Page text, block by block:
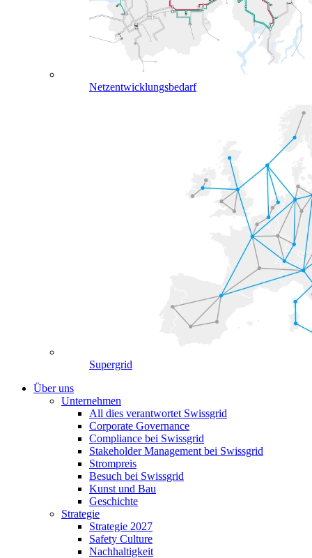
Netzentwicklungsbedarf
Supergrid
Über uns
Unternehmen
All dies verantwortet Swissgrid
Corporate Governance
Compliance bei Swissgrid
Stakeholder Management bei Swissgrid
Strompreis
Besuch bei Swissgrid
Kunst und Bau
Geschichte
Strategie
Strategie 2027
Safety Culture
Nachhaltigkeit